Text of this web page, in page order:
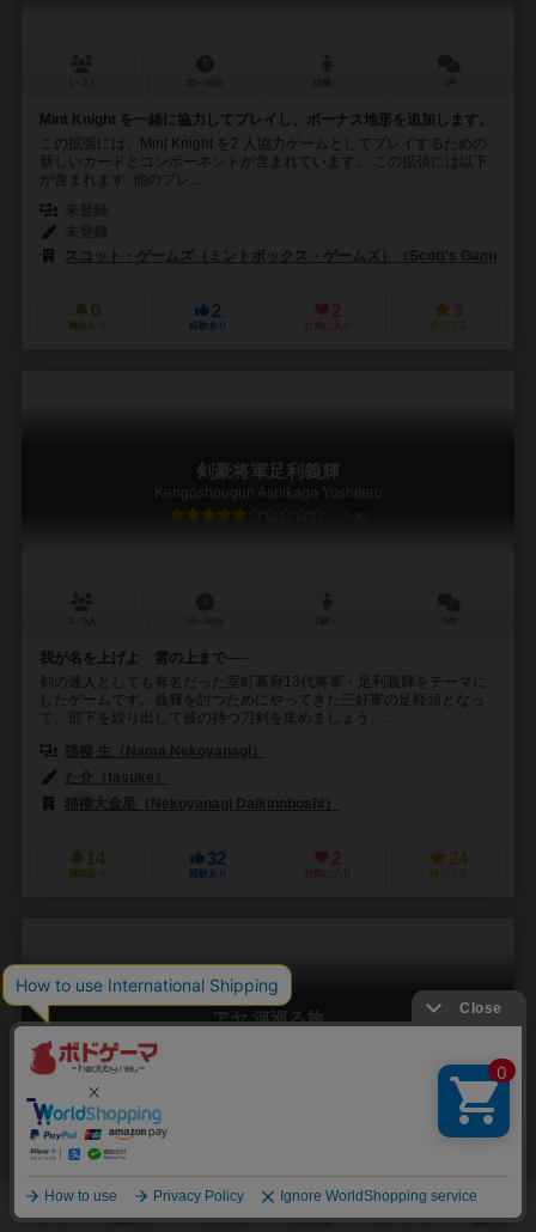
Mint Knight を一緒に協力してプレイし、ボーナス地形を追加します。
この拡張には、Mint Knight を2 人協力ゲームとしてプレイするための
新しいカードとコンポーネントが含まれています。 この拡張には以下
が含まれます: 他のプレ...
スコット・ゲームズ（ミントボックス・ゲームズ）（Scott's Games
0
興味あり
2
経験あり
2
お気に入り
3
持ってる
剣豪将軍足利義輝
Kengoshougun Ashikaga Yoshiteru
5.9
我が名を上げよ 雲の上まで──
剣の達人としても有名だった室町幕府13代将軍・足利義輝をテーマに
したゲームです。義輝を討つためにやってきた三好軍の足軽頭となっ
て、部下を繰り出して彼の持つ刀剣を集めましょう。...
猫柳 生（Nama Nekoyanagi）
た介（tasuke）
猫柳大金星（Nekoyanagi Daikinnboshi）
14
興味あり
32
経験あり
2
お気に入り
24
持ってる
アヤ 河巡る旅
美しいアートワークと豪華なコンポーネントが魅力的な、協力型のア
クションゲーム